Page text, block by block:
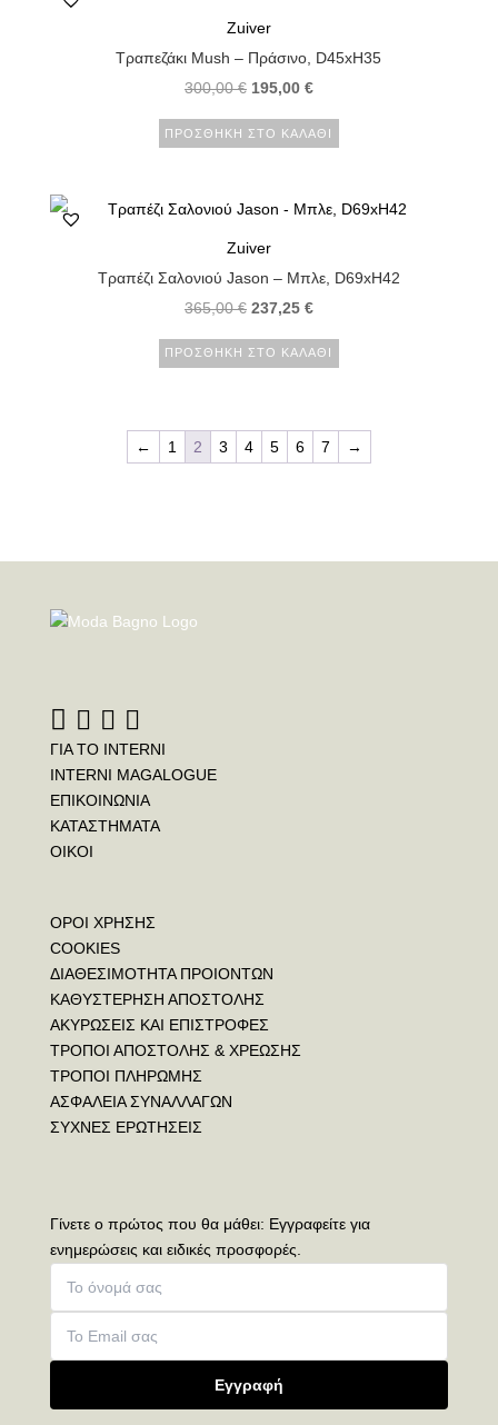
μπορούν
στη
του
προϊόντος
Zuiver
Τραπεζάκι Mush – Πράσινο, D45xH35
300,00€ 195,00 €
ΠΡΟΣΘΉΚΗ ΣΤΟ ΚΑΛΆΘΙ
Zuiver
Τραπέζι Σαλονιού Jason – Μπλε, D69xH42
365,00€ 237,25 €
ΠΡΟΣΘΉΚΗ ΣΤΟ ΚΑΛΆΘΙ
← 1 2 3 4 5 6 7 →
ΓΙΑ ΤΟ INTERNI
INTERNI MAGALOGUE
ΕΠΙΚΟΙΝΩΝΙΑ
ΚΑΤΑΣΤΗΜΑΤΑ
ΟΙΚΟΙ
ΟΡΟΙ ΧΡΗΣΗΣ
COOKIES
ΔΙΑΘΕΣΙΜΟΤΗΤΑ ΠΡΟΙΟΝΤΩΝ
ΚΑΘΥΣΤΕΡΗΣΗ ΑΠΟΣΤΟΛΗΣ
ΑΚΥΡΩΣΕΙΣ ΚΑΙ ΕΠΙΣΤΡΟΦΕΣ
ΤΡΟΠΟΙ ΑΠΟΣΤΟΛΗΣ & ΧΡΕΩΣΗΣ
ΤΡΟΠΟΙ ΠΛΗΡΩΜΗΣ
ΑΣΦΑΛΕΙΑ ΣΥΝΑΛΛΑΓΩΝ
ΣΥΧΝΕΣ ΕΡΩΤΗΣΕΙΣ
Γίνετε ο πρώτος που θα μάθει: Εγγραφείτε για
ενημερώσεις και ειδικές προσφορές.
Εγγραφή